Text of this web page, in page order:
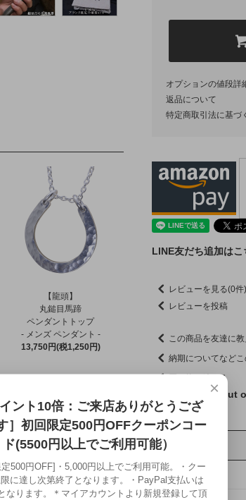
【龍頭】
丸鎚目馬蹄
ペンダントトップ
- メンズ ペンダント -
13,750円(税1,250円)
オプションの値段詳
返品について
特定商取引法に基づ
LINE友だち追加は
レビューを見る(0件)
レビューを投稿
この商品を友達に
納期についてなど
買い物を続ける
About
イメージ
×
イント10倍：ご来店ありがとうござ
］初回限定500円OFFクーポンコー
ド(5500円以上でご利用可能）
500円OFF]・5,000円以上でご利用可能。・クー
に達し次第終了となります。・PayPal支払いは
なります。＊マイアカウントより新規登録して頂